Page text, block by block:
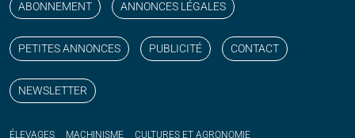
ABONNEMENT ANNONCES LÉGALES
PETITES ANNONCES PUBLICITÉ CONTACT
NEWSLETTER
ÉLEVAGES MACHINISME CULTURES ET AGRONOMIE